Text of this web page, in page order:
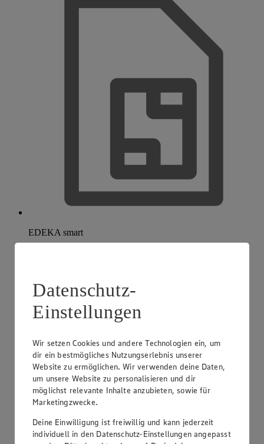
EDEKA smart
Datenschutz-
Einstellungen
Wir setzen Cookies und andere Technologien ein, um
dir ein bestmögliches Nutzungserlebnis unserer
Website zu ermöglichen. Wir verwenden deine Daten,
um unsere Website zu personalisieren und dir
möglichst relevante Inhalte anzubieten, sowie für
Marketingzwecke.
Deine Einwilligung ist freiwillig und kann jederzeit
individuell in den Datenschutz-Einstellungen angepasst